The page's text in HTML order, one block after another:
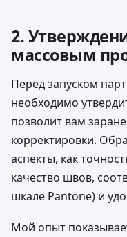
2.
массовым
Перед запуском
необходимо
позволит вам
корректировки.
аспекты, как
качество швов,
шкале Pantone) и
Мой опыт